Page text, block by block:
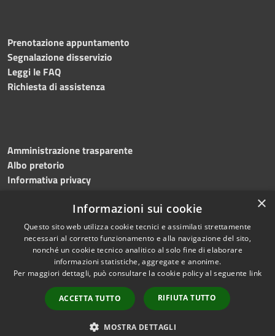
Prenotazione appuntamento
Segnalazione disservizio
Leggi le FAQ
Richiesta di assistenza
Amministrazione trasparente
Albo pretorio
Informativa privacy
Dichiarazione di accessibilità Meccanismo di feedback
RSS
Copyright © 2026 • Comune di
Municipium•
Accesso
redazione
×
Informazioni sui cookie
Questo sito web utilizza cookie tecnici e assimilati strettamente
necessari al corretto funzionamento e alla navigazione del sito,
nonché un cookie tecnico analitico al solo fine di elaborare
informazioni statistiche, aggregate e anonime.
Per maggiori dettagli, può consultare la cookie policy al seguente link
ACCETTA TUTTO RIFIUTA TUTTO
MOSTRA DETTAGLI